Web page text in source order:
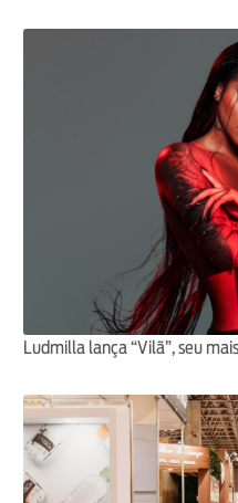
Ludmilla lança “Vilã”, seu